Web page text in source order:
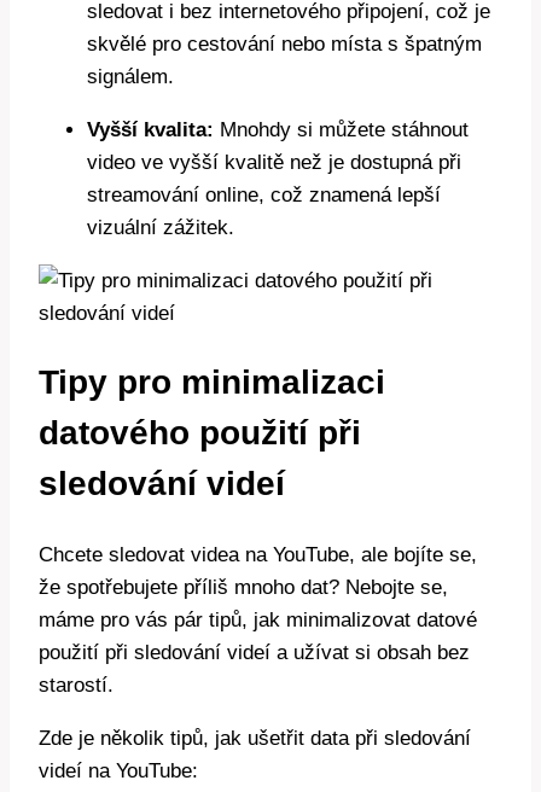
sledovat i bez internetového připojení, což je
skvělé pro cestování nebo místa s špatným
signálem.
Vyšší kvalita: Mnohdy si můžete stáhnout
video ve vyšší kvalitě než je dostupná při
streamování online, což znamená lepší
vizuální zážitek.
Tipy pro minimalizaci
datového použití při
sledování videí
Chcete sledovat videa na YouTube, ale bojíte se,
že spotřebujete příliš mnoho dat? Nebojte se,
máme pro vás pár tipů, jak minimalizovat datové
použití při sledování videí a užívat si obsah bez
starostí.
Zde je několik tipů, jak ušetřit data při sledování
videí na YouTube: